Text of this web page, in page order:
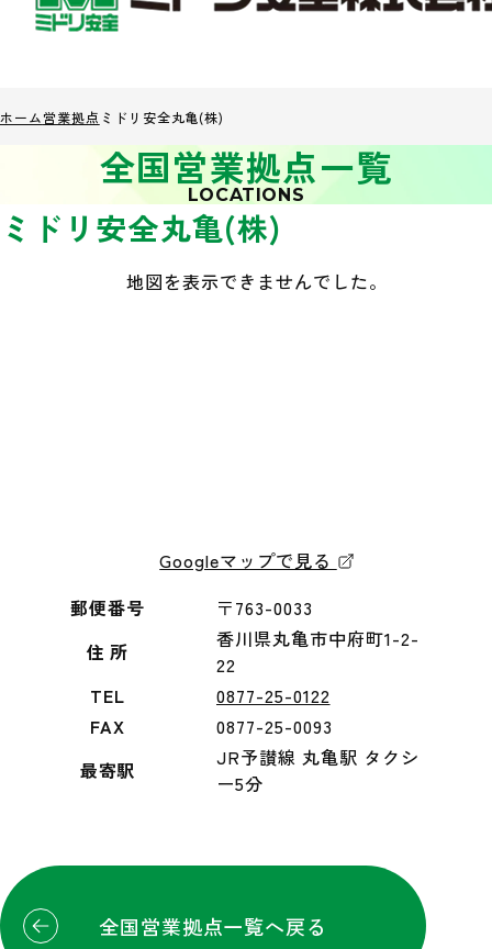
ホーム営業拠点 ミドリ安全丸亀(株)
全国営業拠点一覧
LOCATIONS
ミドリ安全丸亀(株)
地図を表示できませんでした。
Googleマップで見る
郵便番号
〒763-0033
住 所
香川県丸亀市中府町1-2-
22
TEL
0877-25-0122
FAX
0877-25-0093
最寄駅
JR予讃線 丸亀駅 タクシ
ー5分
全国営業拠点一覧へ戻る